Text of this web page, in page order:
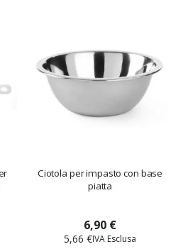
Ciotola per impasto con base
piatta
6,90 €
5,66 €